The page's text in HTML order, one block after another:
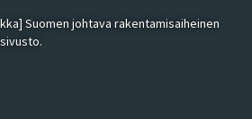
Suomen johtava rakentamisaiheinen